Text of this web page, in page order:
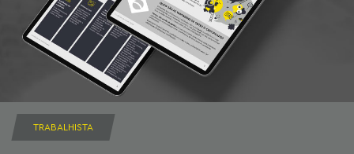
TRABALHISTA